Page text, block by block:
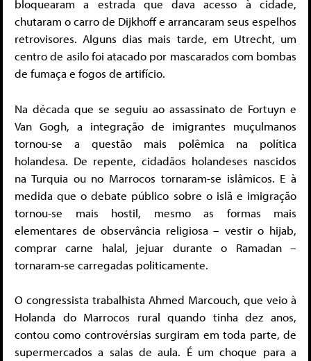
bloquearam a estrada que dava acesso à cidade,
chutaram o carro de Dijkhoff e arrancaram seus espelhos
retrovisores. Alguns dias mais tarde, em Utrecht, um
centro de asilo foi atacado por mascarados com bombas
de fumaça e fogos de artifício.
Na década que se seguiu ao assassinato de Fortuyn e
Van Gogh, a integração de imigrantes muçulmanos
tornou-se a questão mais polêmica na política
holandesa. De repente, cidadãos holandeses nascidos
na Turquia ou no Marrocos tornaram-se islâmicos. E à
medida que o debate público sobre o islã e imigração
tornou-se mais hostil, mesmo as formas mais
elementares de observância religiosa – vestir o hijab,
comprar carne halal, jejuar durante o Ramadan –
tornaram-se carregadas politicamente.
O congressista trabalhista Ahmed Marcouch, que veio à
Holanda do Marrocos rural quando tinha dez anos,
contou como controvérsias surgiram em toda parte, de
supermercados a salas de aula. É um choque para a